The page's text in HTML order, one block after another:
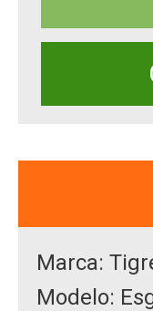
Marca:
Modelo: